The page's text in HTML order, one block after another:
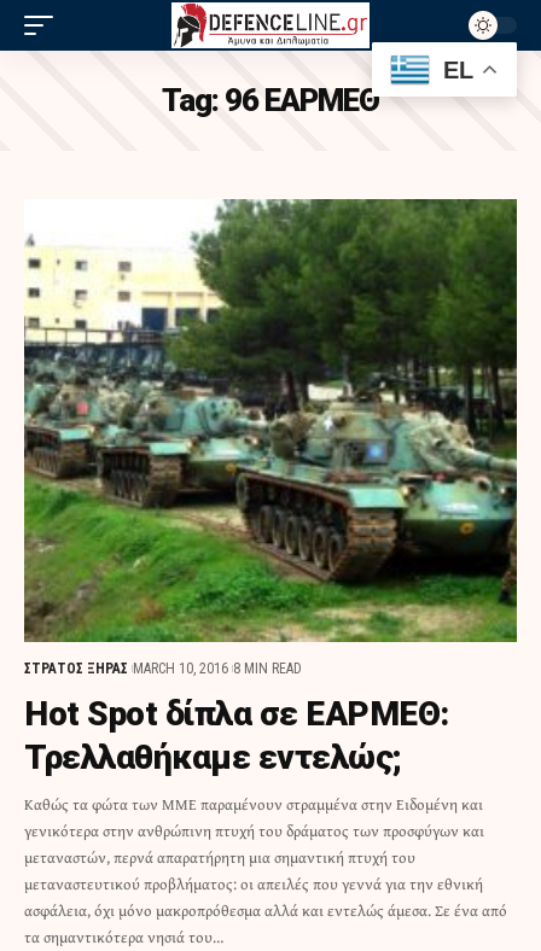
Tag: 96 ΕΑΡΜΕΘ
ΣΤΡΑΤΟΣ ΞΗΡΑΣ MARCH 10, 2016 8 MIN READ
Hot Spot δίπλα σε ΕΑΡΜΕΘ:
Τρελλαθήκαμε εντελώς;
Καθώς τα φώτα των ΜΜΕ παραμένουν στραμμένα στην Ειδομένη και
γενικότερα στην ανθρώπινη πτυχή του δράματος των προσφύγων και
μεταναστών, περνά απαρατήρητη μια σημαντική πτυχή του
μεταναστευτικού προβλήματος: οι απειλές που γεννά για την εθνική
ασφάλεια, όχι μόνο μακροπρόθεσμα αλλά και εντελώς άμεσα. Σε ένα από
τα σημαντικότερα νησιά του…
EL